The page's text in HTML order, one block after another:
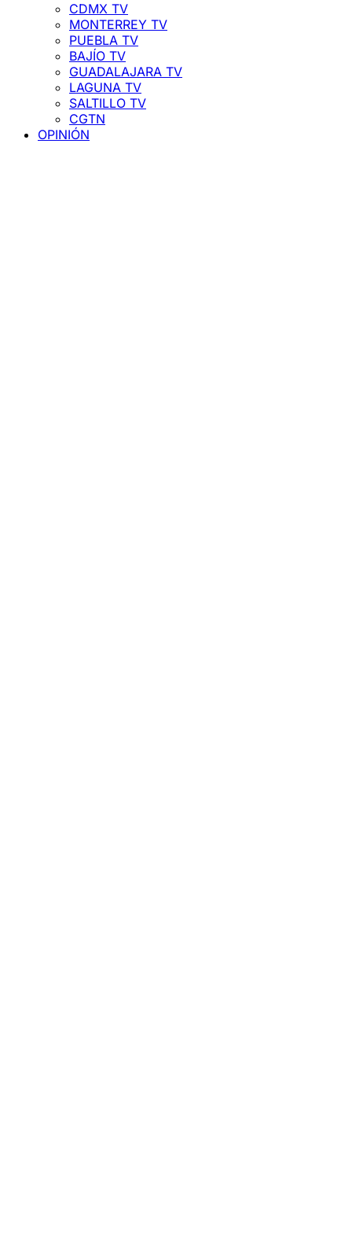
CDMX TV
MONTERREY TV
PUEBLA TV
BAJÍO TV
GUADALAJARA TV
LAGUNA TV
SALTILLO TV
CGTN
OPINIÓN